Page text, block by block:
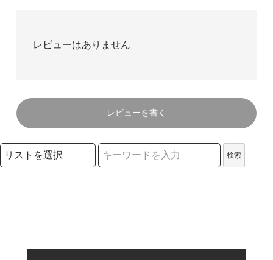
レビューはありません
レビューを書く
検索リストの選択
検索